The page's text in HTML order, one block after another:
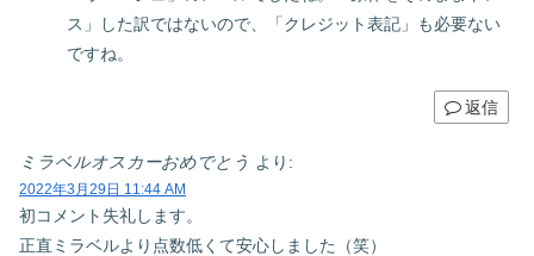
ス」した訳ではないので、「クレジット表記」も必要ない
ですね。
返信
ミラベルオスカーおめでとう より:
2022年3月29日 11:44 AM
初コメント失礼します。
正直ミラベルより点数低くて安心しました（笑）